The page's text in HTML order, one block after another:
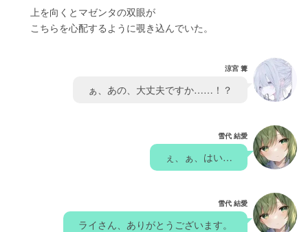
上を向くとマゼンタの双眼が
こちらを心配するように覗き込んでいた。
涼宮 篝
ぁ、あの、大丈夫ですか……！？
雪代 結愛
ぇ、ぁ、はい…
雪代 結愛
ライさん、ありがとうございます。